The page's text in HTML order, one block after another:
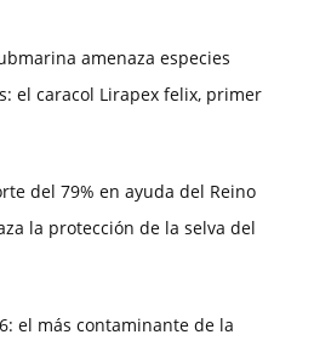
amenaza especies
el caracol Lirapex felix, primer
del 79% en ayuda del Reino
la protección de la selva del
el más contaminante de la